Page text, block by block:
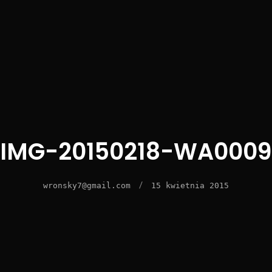
IMG-20150218-WA0009
wronsky7@gmail.com / 15 kwietnia 2015